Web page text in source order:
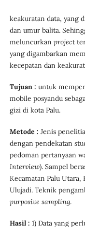
keakuratan data, yang
dan umur balita.
meluncurkan project
yang digambarkan
kecepatan dan
Tujuan : untuk
mobile posyandu
gizi di kota Palu.
Metode : Jenis
dengan pendekatan
pedoman pertanyaan
Interview). Sampel
Kecamatan Palu Utara,
Ulujadi. Teknik
purposive sampling.
Hasil : 1) Data yang